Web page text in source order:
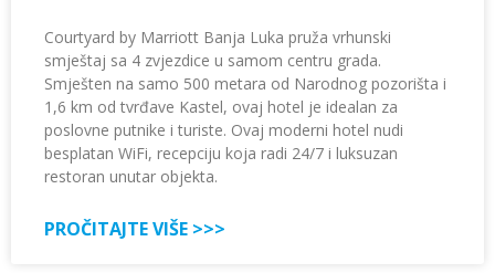
Courtyard by Marriott Banja Luka pruža vrhunski
smještaj sa 4 zvjezdice u samom centru grada.
Smješten na samo 500 metara od Narodnog pozorišta i
1,6 km od tvrđave Kastel, ovaj hotel je idealan za
poslovne putnike i turiste. Ovaj moderni hotel nudi
besplatan WiFi, recepciju koja radi 24/7 i luksuzan
restoran unutar objekta.
PROČITAJTE VIŠE >>>